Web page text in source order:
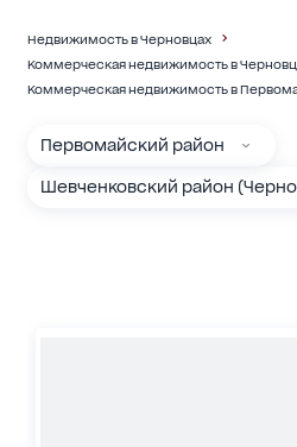
Недвижимость в Черновцах
Коммерческая недвижимость в
Коммерческая недвижимость в
Первомайский район
Шевченковский район